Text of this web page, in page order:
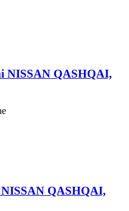
NISSAN QASHQAI,
QASHQAI,